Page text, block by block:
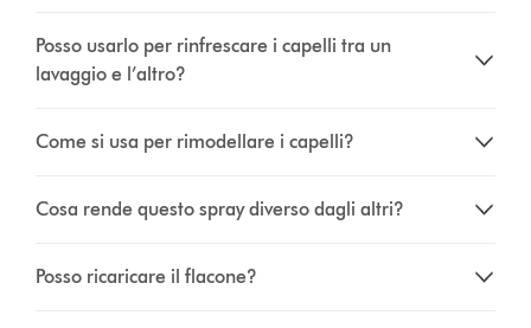
Posso usarlo per rinfrescare i capelli tra un
lavaggio e l’altro?
Come si usa per rimodellare i capelli?
Cosa rende questo spray diverso dagli altri?
Posso ricaricare il flacone?